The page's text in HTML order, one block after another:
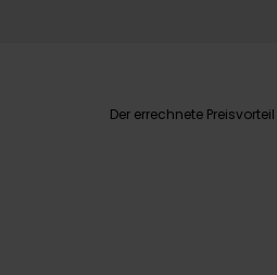
Der errechnete